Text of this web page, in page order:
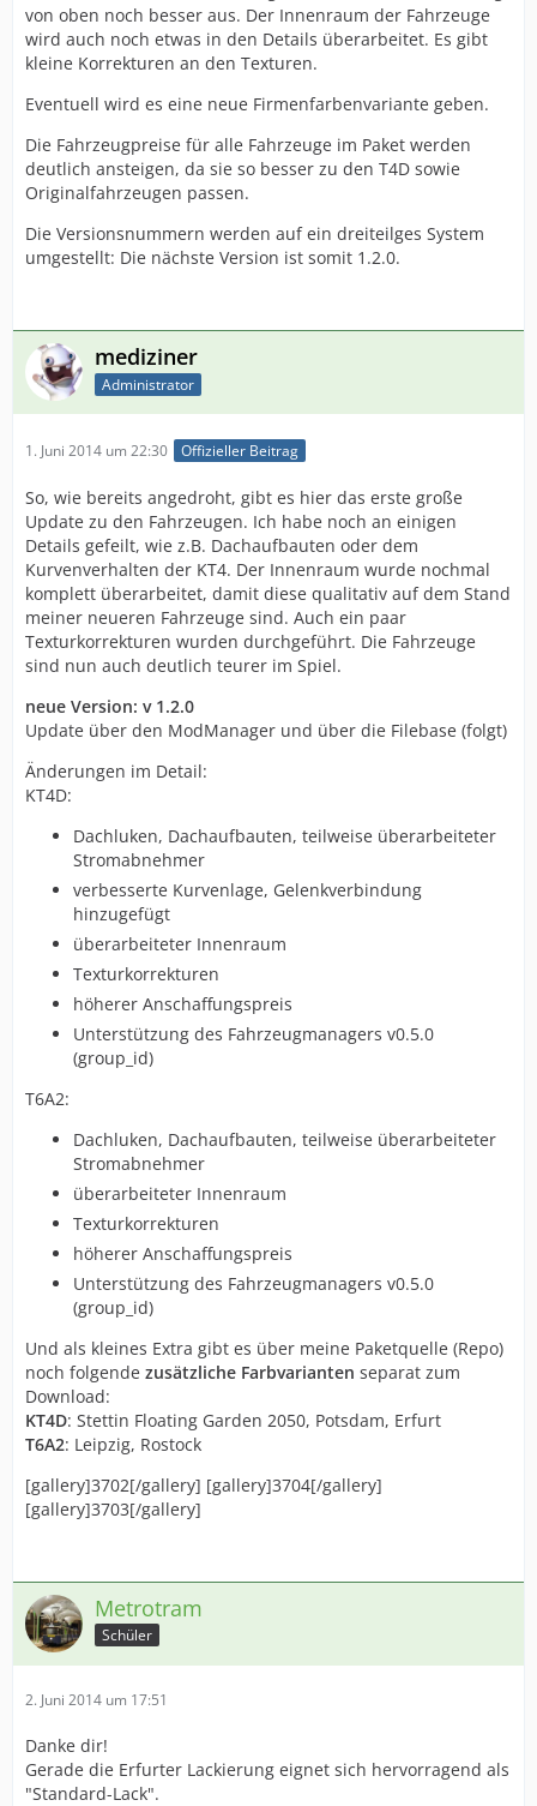
von oben noch besser aus. Der Innenraum der Fahrzeuge
wird auch noch etwas in den Details überarbeitet. Es gibt
kleine Korrekturen an den Texturen.
Eventuell wird es eine neue Firmenfarbenvariante geben.
Die Fahrzeugpreise für alle Fahrzeuge im Paket werden
deutlich ansteigen, da sie so besser zu den T4D sowie
Originalfahrzeugen passen.
Die Versionsnummern werden auf ein dreiteilges System
umgestellt: Die nächste Version ist somit 1.2.0.
mediziner
Administrator
1. Juni 2014 um 22:30 Offizieller Beitrag
So, wie bereits angedroht, gibt es hier das erste große
Update zu den Fahrzeugen. Ich habe noch an einigen
Details gefeilt, wie z.B. Dachaufbauten oder dem
Kurvenverhalten der KT4. Der Innenraum wurde nochmal
komplett überarbeitet, damit diese qualitativ auf dem Stand
meiner neueren Fahrzeuge sind. Auch ein paar
Texturkorrekturen wurden durchgeführt. Die Fahrzeuge
sind nun auch deutlich teurer im Spiel.
neue Version: v 1.2.0
Update über den ModManager und über die Filebase (folgt)
Änderungen im Detail:
KT4D:
Dachluken, Dachaufbauten, teilweise überarbeiteter
Stromabnehmer
verbesserte Kurvenlage, Gelenkverbindung
hinzugefügt
überarbeiteter Innenraum
Texturkorrekturen
höherer Anschaffungspreis
Unterstützung des Fahrzeugmanagers v0.5.0
(group_id)
T6A2:
Dachluken, Dachaufbauten, teilweise überarbeiteter
Stromabnehmer
überarbeiteter Innenraum
Texturkorrekturen
höherer Anschaffungspreis
Unterstützung des Fahrzeugmanagers v0.5.0
(group_id)
Und als kleines Extra gibt es über meine Paketquelle (Repo)
noch folgende zusätzliche Farbvarianten separat zum
Download:
KT4D: Stettin Floating Garden 2050, Potsdam, Erfurt
T6A2: Leipzig, Rostock
[gallery]3702[/gallery] [gallery]3704[/gallery]
[gallery]3703[/gallery]
Metrotram
Schüler
2. Juni 2014 um 17:51
Danke dir!
Gerade die Erfurter Lackierung eignet sich hervorragend als
"Standard-Lack".